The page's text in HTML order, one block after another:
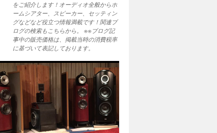
をご紹介します！オーディオ全般からホ
ームシアター、スピーカー、セッティン
グなどなど役立つ情報満載です！関連ブ
ログの検索もこちらから。 ※※ブログ記
事中の販売価格は、掲載当時の消費税率
に基づいて表記しております。